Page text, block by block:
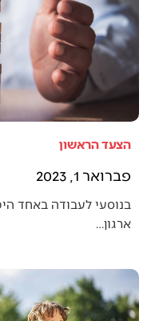
הצעד הראשון
פברואר 1, 2023
בנוסעי לעבודה באחד
ארגון…